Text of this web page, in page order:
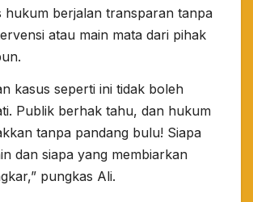
hukum berjalan transparan tanpa
atau main mata dari pihak
kasus seperti ini tidak boleh
Publik berhak tahu, dan hukum
tanpa pandang bulu! Siapa
dan siapa yang membiarkan
pungkas Ali.